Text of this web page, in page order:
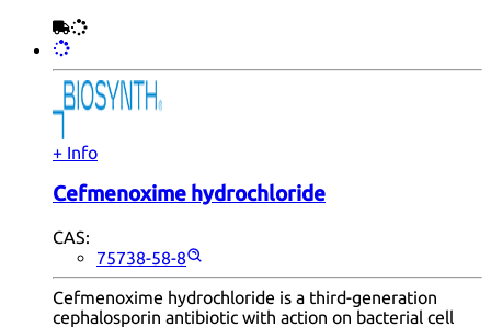
+ Info
Cefmenoxime hydrochloride
CAS:
75738-58-8
Cefmenoxime hydrochloride is a third-generation
cephalosporin antibiotic with action on bacterial cell